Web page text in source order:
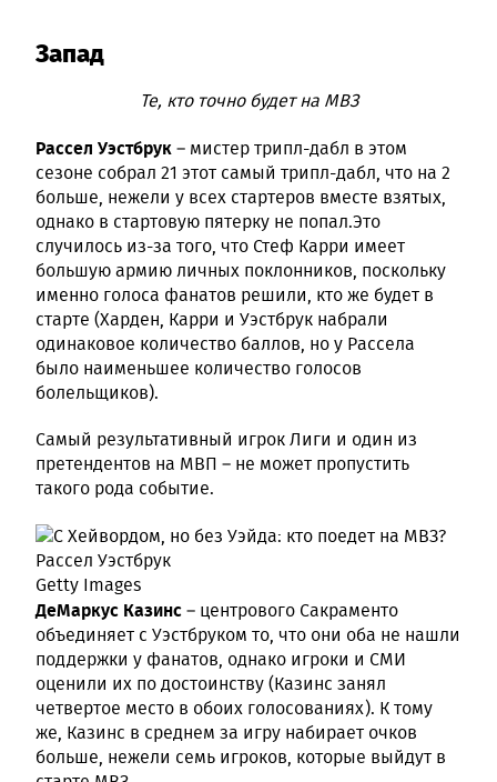
Запад
Те, кто точно будет на МВЗ
Рассел Уэстбрук– мистер трипл-дабл в этом
сезоне собрал 21 этот самый трипл-дабл, что на 2
больше, нежели у всех стартеров вместе взятых,
однако в стартовую пятерку не попал.Это
случилось из-за того, что Стеф Карри имеет
большую армию личных поклонников, поскольку
именно голоса фанатов решили, кто же будет в
старте (Харден, Карри и Уэстбрук набрали
одинаковое количество баллов, но у Рассела
было наименьшее количество голосов
болельщиков).
Самый результативный игрок Лиги и один из
претендентов на МВП – не может пропустить
такого рода событие.
Рассел Уэстбрук
Getty Images
ДеМаркус Казинс– центрового Сакраменто
объединяет с Уэстбруком то, что они оба не нашли
поддержки у фанатов, однако игроки и СМИ
оценили их по достоинству (Казинс занял
четвертое место в обоих голосованиях). К тому
же, Казинс в среднем за игру набирает очков
больше, нежели семь игроков, которые выйдут в